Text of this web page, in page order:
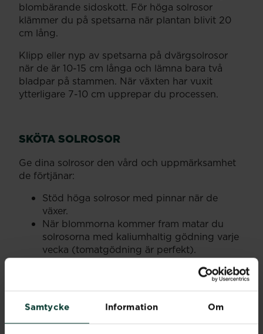
Samtycke Information Om
blombärande sidoskott. För höga solrosor
klämmer du på spetsarna när plantan blivit 20
cm lång.
Klipp eller nyp av spetsarna på dvärgsolrosor
när de är 10-15 cm långa och lämna bara två
bladpar på stammen. När växten har vuxit
ytterligare 7-10 cm upprepar du processen.
SKÖTA SOLROSOR
Ge dina solrosor den vård och uppmärksamhet
de förtjänar:
Stöd höga solrosor med pinnar när de
växer.
När blommorna kommer fram matar du
solrosorna med kaliumhaltig gödning varje
vecka (tomatgödning är perfekt).
Vattna regelbundet under torra perioder,
särskilt de höga sorterna, eftersom det är
svårt för dem att återhämta sig om de
torkat ut.
När blommorna blommat ut, lämna kvar
dem till fåglarna - finkar och sparvar älskar